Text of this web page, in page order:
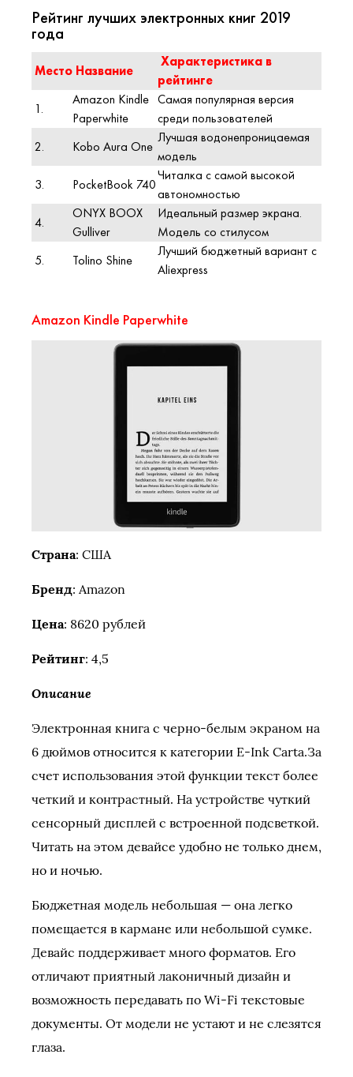
Рейтинг лучших электронных книг 2019
года
Место Название
Характеристика в
рейтинге
1.
Amazon Kindle
Paperwhite
Самая популярная версия
среди пользователей
2.
Kobo Aura One
Лучшая водонепроницаемая
модель
3.
PocketBook 740
Читалка с самой высокой
автономностью
4.
ONYX BOOX
Gulliver
Идеальный размер экрана.
Модель со стилусом
5.
Tolino Shine
Лучший бюджетный вариант с
Aliexpress
Amazon Kindle Paperwhite
Страна: США
Бренд: Amazon
Цена: 8620 рублей
Рейтинг: 4,5
Описание
Электронная книга с черно-белым экраном на
6 дюймов относится к категории E-Ink Carta.За
счет использования этой функции текст более
четкий и контрастный. На устройстве чуткий
сенсорный дисплей с встроенной подсветкой.
Читать на этом девайсе удобно не только днем,
но и ночью.
Бюджетная модель небольшая — она легко
помещается в кармане или небольшой сумке.
Девайс поддерживает много форматов. Его
отличают приятный лаконичный дизайн и
возможность передавать по Wi-Fi текстовые
документы. От модели не устают и не слезятся
глаза.